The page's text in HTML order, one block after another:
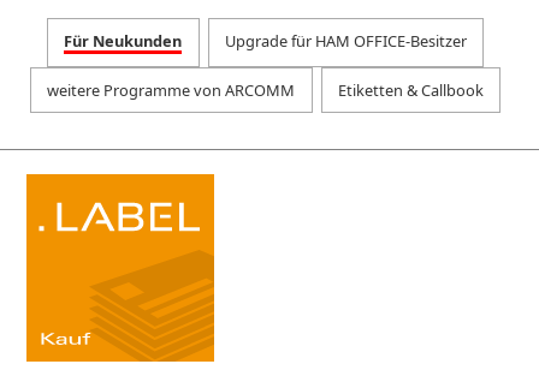
Für Neukunden Upgrade für HAM OFFICE-Besitzer
weitere Programme von ARCOMM Etiketten & Callbook